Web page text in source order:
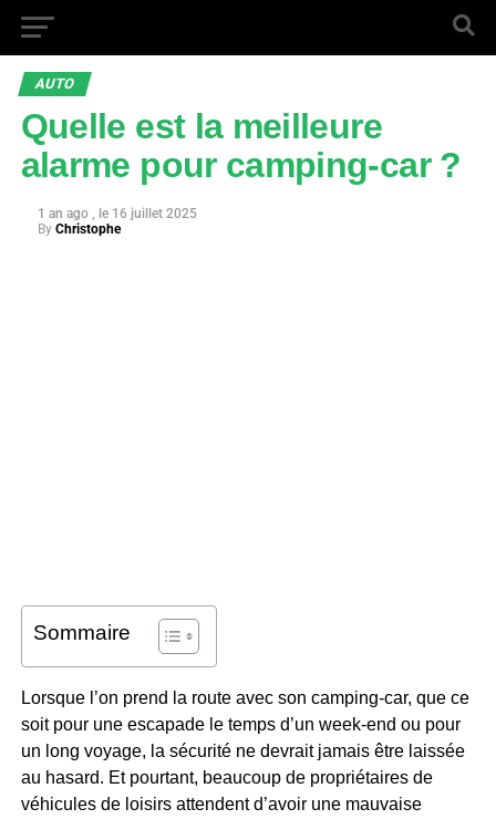
AUTO
Quelle est la meilleure
alarme pour camping-car ?
1 an ago
16 juillet 2025
By Christophe
Sommaire
Lorsque l’on prend la route avec son camping-car, que ce
soit pour une escapade le temps d’un week-end ou pour
un long voyage, la sécurité ne devrait jamais être laissée
au hasard. Et pourtant, beaucoup de propriétaires de
véhicules de loisirs attendent d’avoir une mauvaise